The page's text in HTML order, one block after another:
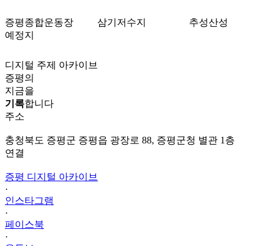
증평종합운동장
예정지
삼기저수지 추성산성
디지털 주제 아카이브
증평의
지금을
기록합니다
주소
충청북도 증평군 증평읍 광장로 88, 증평군청 별관 1층
연결
증평 디지털 아카이브
·
인스타그램
·
페이스북
·